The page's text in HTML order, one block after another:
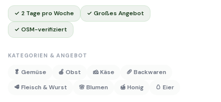
✓ 2 Tage pro Woche ✓ Großes Angebot
✓ OSM-verifiziert
KATEGORIEN & ANGEBOT
🥬 Gemüse 🍎 Obst 🧀 Käse
🥖 Backwaren
🥩 Fleisch & Wurst
🌸 Blumen 🍯 Honig 🥚 Eier